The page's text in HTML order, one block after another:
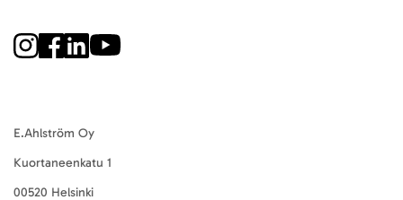
E.Ahlström Oy
Kuortaneenkatu 1
00520 Helsinki